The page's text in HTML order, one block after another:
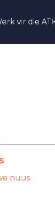
vir die
nuus